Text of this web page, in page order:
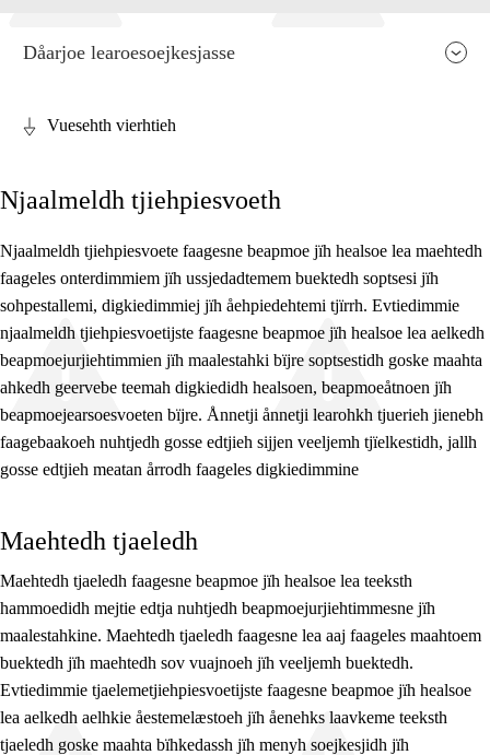
Jarngebiehkieh
Dåaresthfaageles teemah
Vihkeles tjiehpiesvoeth
Dåarjoe learoesoejkesjasse
Vuesehth vierhtieh
Njaalmeldh tjiehpiesvoeth
Njaalmeldh tjiehpiesvoete faagesne beapmoe jïh healsoe lea maehtedh
faageles onterdimmiem jïh ussjedadtemem buektedh soptsesi jïh
sohpestallemi, digkiedimmiej jïh åehpiedehtemi tjïrrh. Evtiedimmie
njaalmeldh tjiehpiesvoetijste faagesne beapmoe jïh healsoe lea aelkedh
beapmoejurjiehtimmien jïh maalestahki bïjre soptsestidh goske maahta
ahkedh geervebe teemah digkiedidh healsoen, beapmoeåtnoen jïh
beapmoejearsoesvoeten bïjre. Ånnetji ånnetji learohkh tjuerieh jienebh
faagebaakoeh nuhtjedh gosse edtjieh sijjen veeljemh tjïelkestidh, jallh
gosse edtjieh meatan årrodh faageles digkiedimmine
Maehtedh tjaeledh
Maehtedh tjaeledh faagesne beapmoe jïh healsoe lea teeksth
hammoedidh mejtie edtja nuhtjedh beapmoejurjiehtimmesne jïh
maalestahkine. Maehtedh tjaeledh faagesne lea aaj faageles maahtoem
buektedh jïh maehtedh sov vuajnoeh jïh veeljemh buektedh.
Evtiedimmie tjaelemetjiehpiesvoetijste faagesne beapmoe jïh healsoe
lea aelkedh aelhkie åestemelæstoeh jïh åenehks laavkeme teeksth
tjaeledh goske maahta bïhkedassh jïh menyh soejkesjidh jïh